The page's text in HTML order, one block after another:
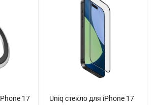
в фирменной подарочной упаковке.
модуль MagSafe
17
Uniq стекло для iPhone 17